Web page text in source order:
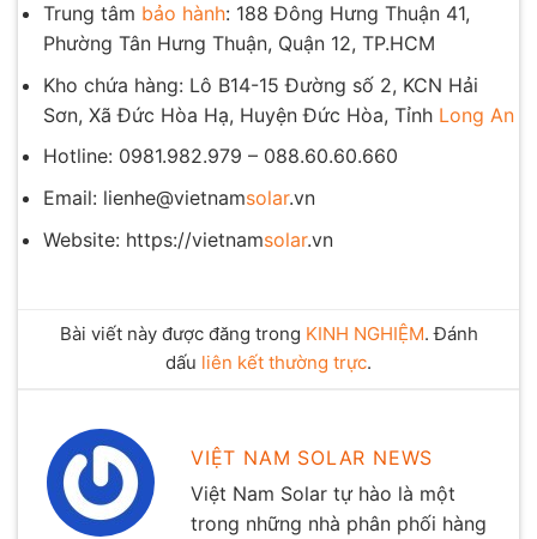
Trung tâm bảo hành: 188 Đông Hưng Thuận 41,
Phường Tân Hưng Thuận, Quận 12, TP.HCM
Kho chứa hàng: Lô B14-15 Đường số 2, KCN Hải
Sơn, Xã Đức Hòa Hạ, Huyện Đức Hòa, Tỉnh Long An
Hotline: 0981.982.979 – 088.60.60.660
Email: lienhe@vietnamsolar.vn
Website: https://vietnamsolar.vn
Bài viết này được đăng trong KINH NGHIỆM. Đánh
dấu liên kết thường trực.
VIỆT NAM SOLAR NEWS
Việt Nam Solar tự hào là một
trong những nhà phân phối hàng